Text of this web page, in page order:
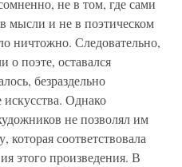
не в том, где сами
и не в поэтическом
ничтожно. Следовательно,
о поэте, оставался
безраздельно
Однако
не позволял им
которая соответствовала
этого произведения. В